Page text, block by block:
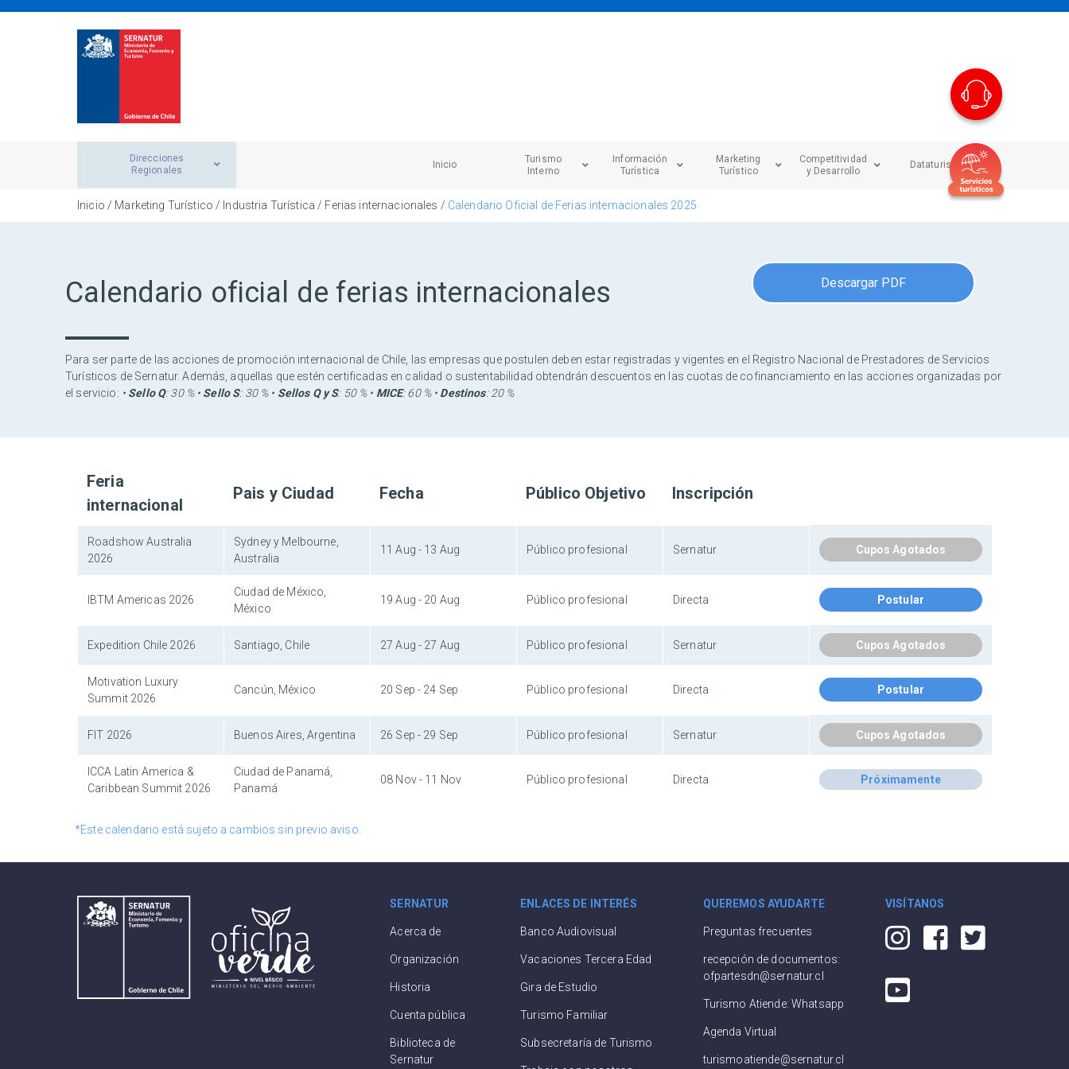
Direcciones
Regionales
Inicio
Turismo
Interno
Información
Turística
Marketing
Turístico
Competitividad
y Desarrollo
Dataturismo
Inicio / Marketing Turístico / Industria Turística / Ferias internacionales / Calendario Oficial de Ferias internacionales 2025
Calendario oficial de ferias internacionales Descargar PDF
Para ser parte de las acciones de promoción internacional de Chile, las empresas que postulen deben estar registradas y vigentes en el Registro Nacional de Prestadores de Servicios
Turísticos de Sernatur. Además, aquellas que estén certificadas en calidad o sustentabilidad obtendrán descuentos en las cuotas de cofinanciamiento en las acciones organizadas por
el servicio: • Sello Q: 30 % • Sello S: 30 % • Sellos Q y S: 50 % • MICE: 60 % • Destinos: 20 %
Feria
internacional
Pais y Ciudad Fecha Público Objetivo Inscripción
Roadshow Australia
2026
Sydney y Melbourne,
Australia
11 Aug - 13 Aug Público profesional Sernatur Cupos Agotados
IBTM Americas 2026
Ciudad de México,
México
19 Aug - 20 Aug Público profesional Directa Postular
Expedition Chile 2026 Santiago, Chile 27 Aug - 27 Aug Público profesional Sernatur Cupos Agotados
Motivation Luxury
Summit 2026
Cancún, México 20 Sep - 24 Sep Público profesional Directa Postular
FIT 2026 Buenos Aires, Argentina 26 Sep - 29 Sep Público profesional Sernatur Cupos Agotados
ICCA Latin America &
Caribbean Summit 2026
Ciudad de Panamá,
Panamá
08 Nov - 11 Nov Público profesional Directa Próximamente
*Este calendario está sujeto a cambios sin previo aviso.
SERNATUR
Acerca de
Organización
Historia
Cuenta pública
Biblioteca de
Sernatur
ENLACES DE INTERÉS
Banco Audiovisual
Vacaciones Tercera Edad
Gira de Estudio
Turismo Familiar
Subsecretaría de Turismo
QUEREMOS AYUDARTE
Preguntas frecuentes
recepción de documentos:
ofpartesdn@sernatur.cl
Turismo Atiende: Whatsapp
Agenda Virtual
turismoatiende@sernatur.cl
VISÍTANOS